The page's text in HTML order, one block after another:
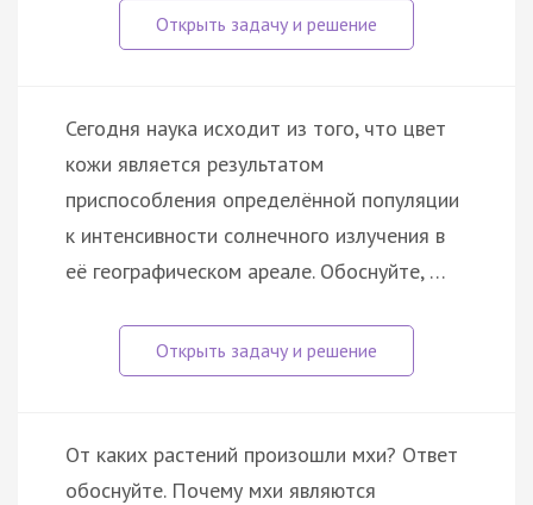
Сегодня наука исходит из того, что цвет
кожи является результатом
приспособления определённой популяции
к интенсивности солнечного излучения в
её географическом ареале. Обоснуйте, …
От каких растений произошли мхи? Ответ
обоснуйте. Почему мхи являются